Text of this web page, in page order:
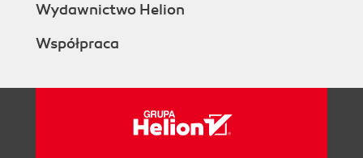
Wydawnictwo Helion
Współpraca